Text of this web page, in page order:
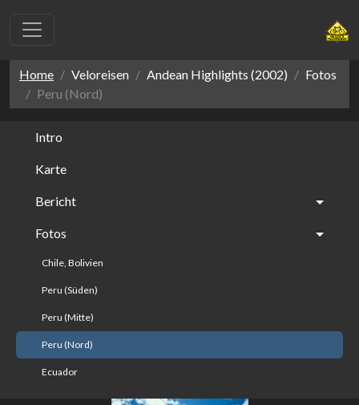
Home Veloreisen Andean Highlights (2002)
Fotos
Peru (Nord)
Intro
Karte
Bericht
Fotos
Chile, Bolivien
Peru (Süden)
Peru (Mitte)
Peru (Nord)
Ecuador